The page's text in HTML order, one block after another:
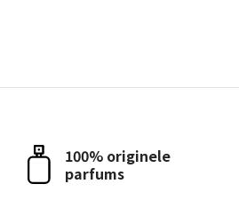
100% originele
parfums